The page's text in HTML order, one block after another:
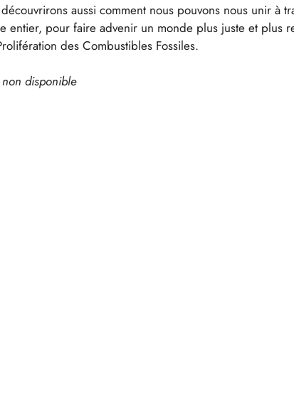
aussi comment nous pouvons nous unir à
entier, pour faire advenir un monde plus juste et plus
des Combustibles Fossiles.
disponible